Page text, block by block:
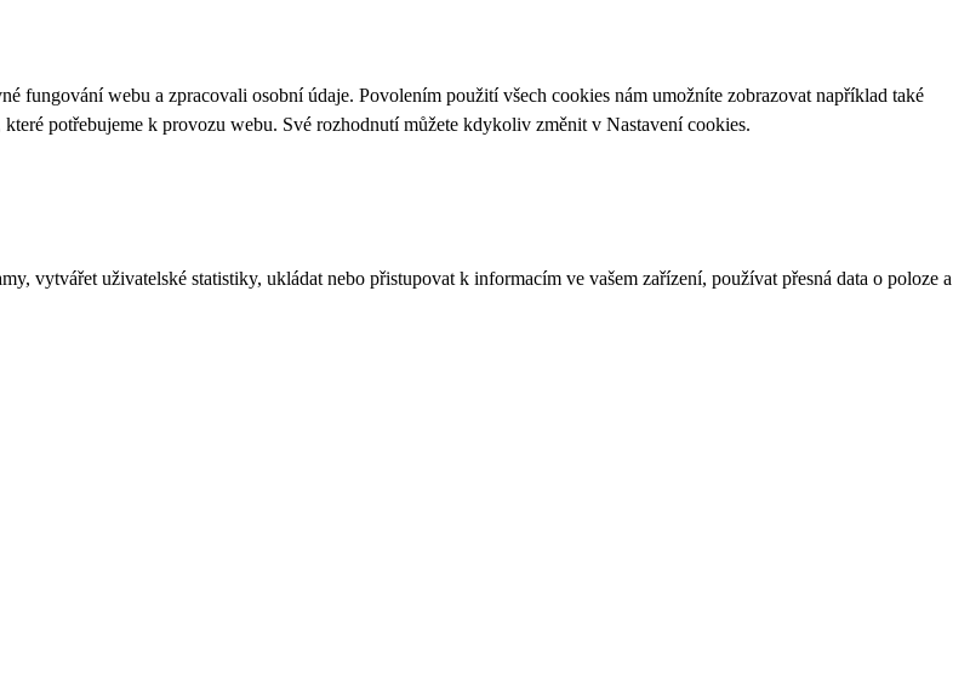
fungování webu a zpracovali osobní údaje. Povolením použití všech cookies nám umožníte zobrazovat například také
potřebujeme k provozu webu. Své rozhodnutí můžete kdykoliv změnit v Nastavení cookies.
vytvářet uživatelské statistiky, ukládat nebo přistupovat k informacím ve vašem zařízení, používat přesná data o poloze a